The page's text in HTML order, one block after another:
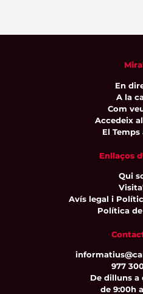
En
A la
Com
Accedeix
El Temps
Enllaços
Qui
Avís legal i
Política
977
De dilluns a
de 9:00h